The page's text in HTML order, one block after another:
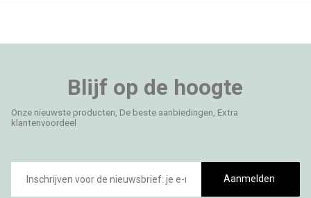
Blijf op de hoogte
Onze nieuwste producten, De beste aanbiedingen, Extra
klantenvoordeel
mailadres
Aanmelden